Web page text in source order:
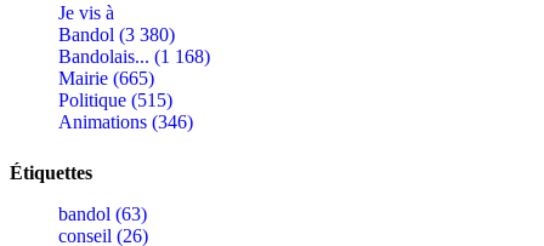
Je vis à
Bandol (3 380)
Bandolais... (1 168)
Mairie (665)
Politique (515)
Animations (346)
Étiquettes
bandol (63)
conseil (26)